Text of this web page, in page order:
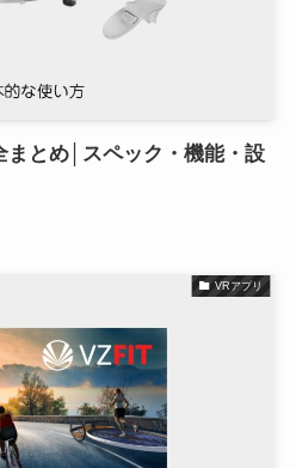
まとめ│スペック・機能・設
VRアプリ